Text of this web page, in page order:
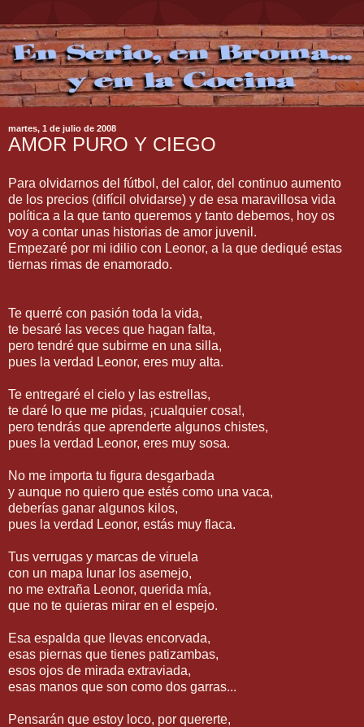
martes, 1 de julio de 2008
AMOR PURO Y CIEGO
Para olvidarnos del fútbol, del calor, del continuo aumento
de los precios (difícil olvidarse) y de esa maravillosa vida
política a la que tanto queremos y tanto debemos, hoy os
voy a contar unas historias de amor juvenil.
Empezaré por mi idilio con Leonor, a la que dediqué estas
tiernas rimas de enamorado.
Te querré con pasión toda la vida,
te besaré las veces que hagan falta,
pero tendré que subirme en una silla,
pues la verdad Leonor, eres muy alta.
Te entregaré el cielo y las estrellas,
te daré lo que me pidas, ¡cualquier cosa!,
pero tendrás que aprenderte algunos chistes,
pues la verdad Leonor, eres muy sosa.
No me importa tu figura desgarbada
y aunque no quiero que estés como una vaca,
deberías ganar algunos kilos,
pues la verdad Leonor, estás muy flaca.
Tus verrugas y marcas de viruela
con un mapa lunar los asemejo,
no me extraña Leonor, querida mía,
que no te quieras mirar en el espejo.
Esa espalda que llevas encorvada,
esas piernas que tienes patizambas,
esos ojos de mirada extraviada,
esas manos que son como dos garras...
Pensarán que estoy loco, por quererte,